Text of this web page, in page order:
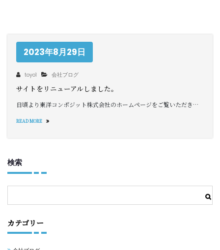
2023年8月29日
toyo1 会社ブログ
サイトをリニューアルしました。
日頃より東洋コンポジット株式会社のホームページをご覧いただき…
READ MORE
検索
カテゴリー